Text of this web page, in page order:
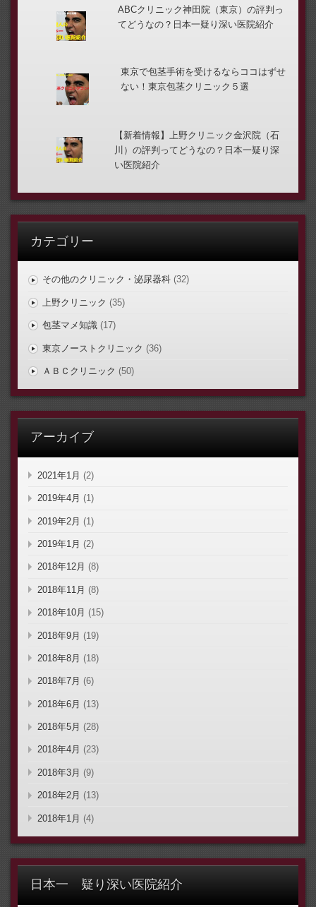
ABCクリニック神田院（東京）の評判っ
てどうなの？日本一疑り深い医院紹介
東京で包茎手術を受けるならココはずせ
ない！東京包茎クリニック５選
【新着情報】上野クリニック金沢院（石
川）の評判ってどうなの？日本一疑り深
い医院紹介
カテゴリー
その他のクリニック・泌尿器科(32)
上野クリニック (35)
包茎マメ知識(17)
東京ノーストクリニック (36)
ＡＢＣクリニック (50)
アーカイブ
2021年1月 (2)
2019年4月 (1)
2019年2月 (1)
2019年1月 (2)
2018年12月 (8)
2018年11月 (8)
2018年10月 (15)
2018年9月 (19)
2018年8月 (18)
2018年7月 (6)
2018年6月 (13)
2018年5月 (28)
2018年4月 (23)
2018年3月 (9)
2018年2月 (13)
2018年1月 (4)
日本一 疑り深い医院紹介